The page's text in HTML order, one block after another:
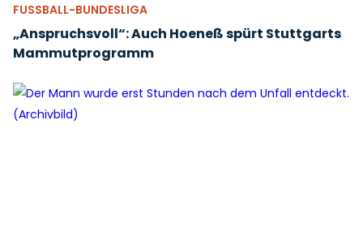
FUSSBALL-BUNDESLIGA
„Anspruchsvoll“: Auch Hoeneß spürt Stuttgarts
Mammutprogramm